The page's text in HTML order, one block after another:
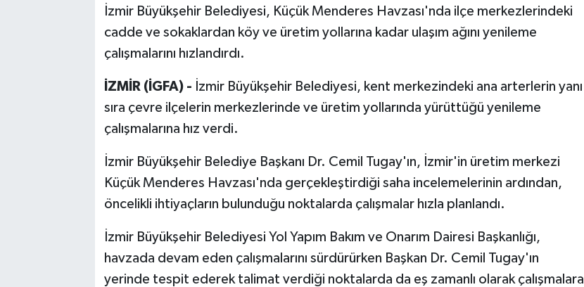
İzmir Büyükşehir Belediyesi, Küçük Menderes Havzası'nda ilçe merkezlerindeki
cadde ve sokaklardan köy ve üretim yollarına kadar ulaşım ağını yenileme
çalışmalarını hızlandırdı.
İZMİR (İGFA) - İzmir Büyükşehir Belediyesi, kent merkezindeki ana arterlerin yanı
sıra çevre ilçelerin merkezlerinde ve üretim yollarında yürüttüğü yenileme
çalışmalarına hız verdi.
İzmir Büyükşehir Belediye Başkanı Dr. Cemil Tugay'ın, İzmir'in üretim merkezi
Küçük Menderes Havzası'nda gerçekleştirdiği saha incelemelerinin ardından,
öncelikli ihtiyaçların bulunduğu noktalarda çalışmalar hızla planlandı.
İzmir Büyükşehir Belediyesi Yol Yapım Bakım ve Onarım Dairesi Başkanlığı,
havzada devam eden çalışmalarını sürdürürken Başkan Dr. Cemil Tugay'ın
yerinde tespit ederek talimat verdiği noktalarda da eş zamanlı olarak çalışmalara